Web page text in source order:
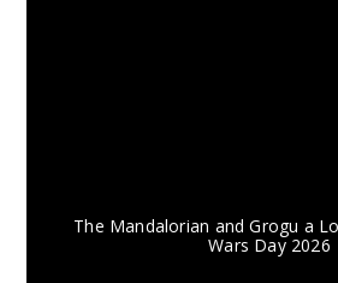
The Mandalorian and Grogu a
Wars Day 2026